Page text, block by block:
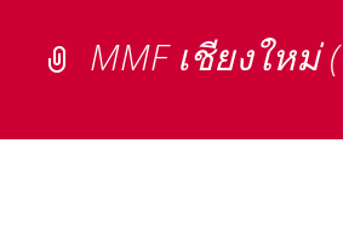
MMF เชียงใหม่